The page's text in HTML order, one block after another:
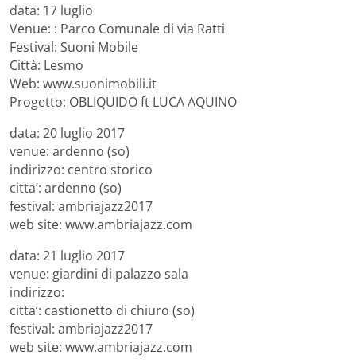
data: 17 luglio
Venue: : Parco Comunale di via Ratti
Festival: Suoni Mobile
Città: Lesmo
Web: www.suonimobili.it
Progetto: OBLIQUIDO ft LUCA AQUINO
data: 20 luglio 2017
venue: ardenno (so)
indirizzo: centro storico
citta’: ardenno (so)
festival: ambriajazz2017
web site: www.ambriajazz.com
data: 21 luglio 2017
venue: giardini di palazzo sala
indirizzo:
citta’: castionetto di chiuro (so)
festival: ambriajazz2017
web site: www.ambriajazz.com